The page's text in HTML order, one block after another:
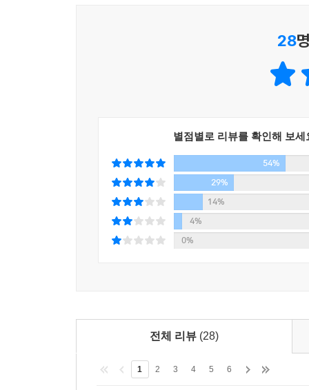
성향을 지닌 아지즈 네신을 공격하기 위해 그가
그가 인간 존엄성의 회복과 보호에 얼마나 열정적
또한 아지즈 네신은 어린이를 사랑하고, 그들에
못 말리는 백수, 살아도 죽은 사나이 야샤르가 매
“제가 살아 있지 않다는 걸 처음 안 건 열두 살 때였
《생사불명 야샤르》는 아지즈 네신의 대표적인
실화를 바탕으로 하고 있다.
공무원에게 대들며 정부를 모독했다는 이유로 교
야샤르는 열두 살 때 초등학교 입학 서류를 준비
28
별점별로 리뷰를 확인해 보세
54%
29%
14%
4%
0%
전체 리뷰 (28)
1 2 3 4 5 6